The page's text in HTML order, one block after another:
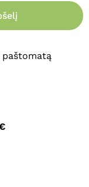
paštomatą
adresą ir
nebereiktų